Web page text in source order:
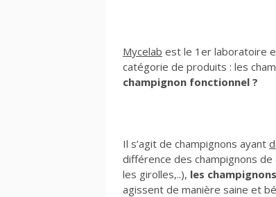
Mycelab est le 1er laboratoire
catégorie de produits : les
champignon fonctionnel ?
Il s’agit de champignons ayant
différence des champignons
les girolles,..), les
agissent de manière saine et